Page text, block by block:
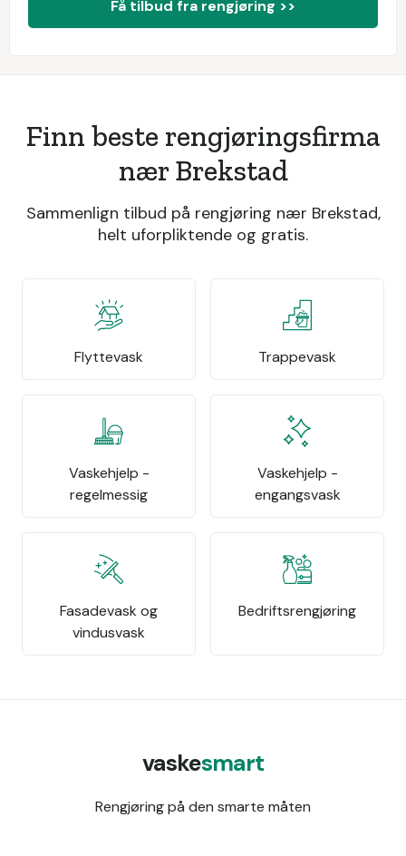
Få tilbud fra rengjøring >>
Finn beste rengjøringsfirma
nær Brekstad
Sammenlign tilbud på rengjøring nær Brekstad,
helt uforpliktende og gratis.
Flyttevask Trappevask
Vaskehjelp -
regelmessig
Vaskehjelp -
engangsvask
Fasadevask og
vindusvask
Bedriftsrengjøring
vaskesmart
Rengjøring på den smarte måten